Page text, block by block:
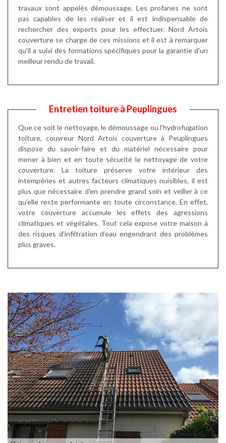
travaux sont appelés démoussage. Les profanes ne sont
pas capables de les réaliser et il est indispensable de
rechercher des experts pour les effectuer. Nord Artois
couverture se charge de ces missions et il est à remarquer
qu'il a suivi des formations spécifiques pour la garantie d'un
meilleur rendu de travail.
Entretien toiture à Peuplingues
Que ce soit le nettoyage, le démoussage ou l’hydrofugation
toiture, couvreur Nord Artois couverture à Peuplingues
dispose du savoir-faire et du matériel nécessaire pour
mener à bien et en toute sécurité le nettoyage de votre
couverture. La toiture préserve votre intérieur des
intempéries et autres facteurs climatiques nuisibles, il est
plus que nécessaire d'en prendre grand soin et veiller à ce
qu'elle reste performante en toute circonstance. En effet,
votre couverture accumule les effets des agressions
climatiques et végétales. Tout cela expose votre maison à
des risques d’infiltration d’eau engendrant des problèmes
plus graves.